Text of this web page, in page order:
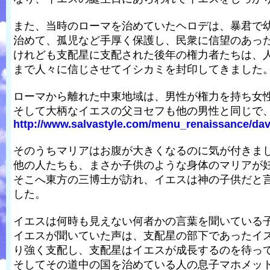
また、当時のローマを治めていたヘロデは、暴君
治めて、孤児など手厚く保護し、民衆に信望のあっ
けれども支配星に支配された後年の権力者たちは
まで人々に信じさせてイシカミを封印してきました
ローマから離れた中東地域は、男性が権力を持ち
そして大柄なイエスの父ヨセフも他の男性と同じ
http://www.salvastyle.com/menu_renaissance/
そのうちマリアはお腹が大きくなるのに気が付き
他の人たちも、まさか子供のような身体のマリア
そこへ東方の三博士が訪れ、イエスは神の子供だ
した。
イエスは何時も見えない何者かの言葉を聞いてい
イエスが聞いていた声は、支配星の部下であった
り強く支配し、支配星はイエスが成長するのを待っ
そしてその道中の国を治めている人の息子マホメ